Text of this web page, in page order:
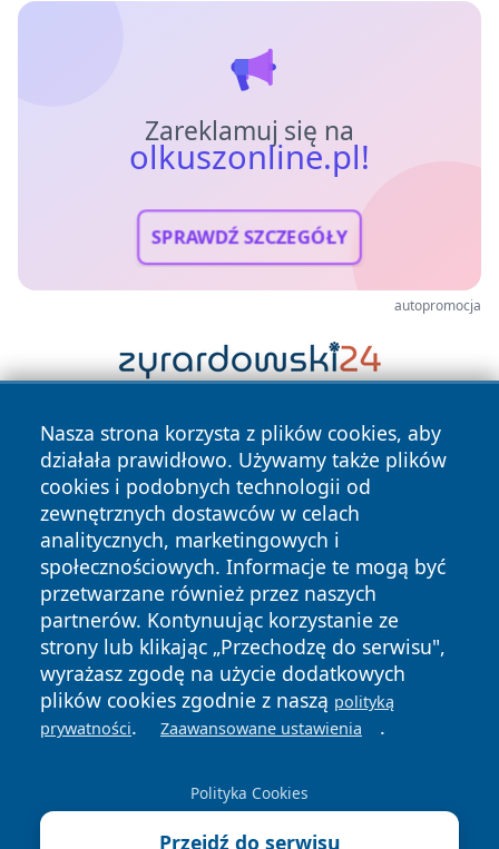
Zareklamuj się na
olkuszonline.pl!
SPRAWDŹ SZCZEGÓŁY
autopromocja
Nasza strona korzysta z plików cookies, aby
działała prawidłowo. Używamy także plików
cookies i podobnych technologii od
zewnętrznych dostawców w celach
analitycznych, marketingowych i
społecznościowych. Informacje te mogą być
przetwarzane również przez naszych
partnerów. Kontynuując korzystanie ze
strony lub klikając „Przechodzę do serwisu",
wyrażasz zgodę na użycie dodatkowych
plików cookies zgodnie z naszą polityką
prywatności. Zaawansowane ustawienia .
Polityka Cookies
Przejdź do serwisu
Copyright © 2026 olkuszonline.pl Wszystkie prawa
zastrzeżone.
News Autorzy
Polityka
Prywatności
Polityka
Cookies